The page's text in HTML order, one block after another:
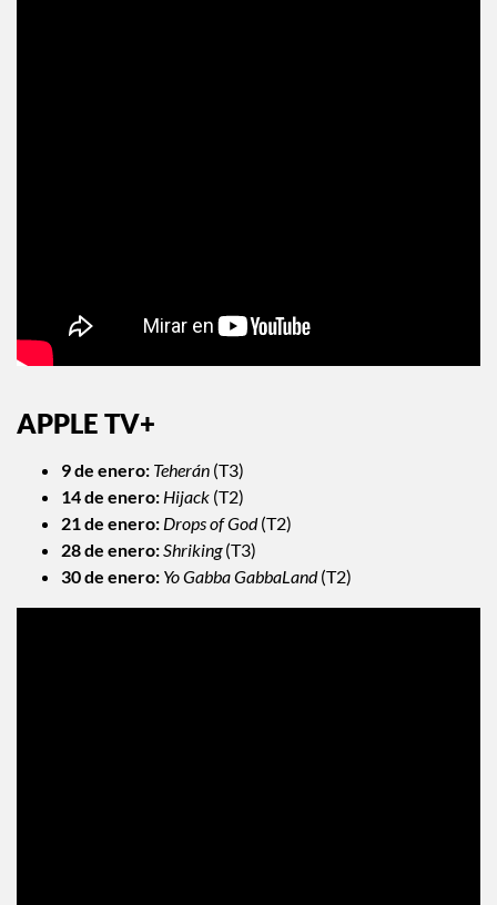
APPLE TV+
9 de enero: Teherán (T3)
14 de enero: Hijack (T2)
21 de enero: Drops of God(T2)
28 de enero:Shriking(T3)
30 de enero: Yo Gabba GabbaLand(T2)